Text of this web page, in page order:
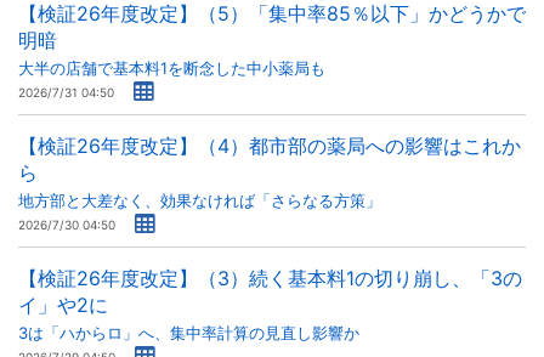
【検証26年度改定】（5）「集中率85％以下」かどうかで
明暗
大半の店舗で基本料1を断念した中小薬局も
2026/7/31 04:50
【検証26年度改定】（4）都市部の薬局への影響はこれか
ら
地方部と大差なく、効果なければ「さらなる方策」
2026/7/30 04:50
【検証26年度改定】（3）続く基本料1の切り崩し、「3の
イ」や2に
3は「ハからロ」へ、集中率計算の見直し影響か